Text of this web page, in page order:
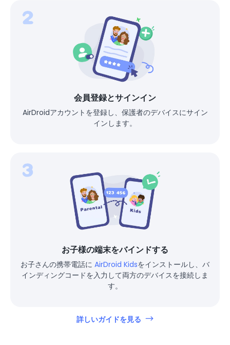
会員登録とサインイン
AirDroidアカウントを登録し、保護者のデバイスにサイン
インします。
お子様の端末をバインドする
お子さんの携帯電話に AirDroid Kidsをインストールし、バ
インディングコードを入力して両方のデバイスを接続しま
す。
詳しいガイドを見る